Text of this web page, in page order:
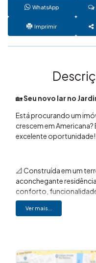
WhatsApp
Imprimir
🏡Seu novo lar no
Está procurando um
crescem em
excelente
📐 Construída em um
aconchegante
conforto,
🍖 Espaço gourmet
Ver mais...